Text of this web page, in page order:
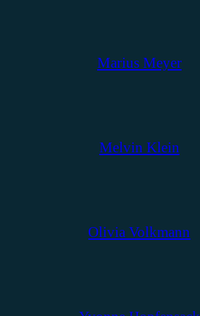
Marius Meyer
Melvin Klein
Olivia Volkmann